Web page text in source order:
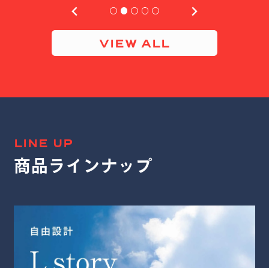
VIEW ALL
LINE UP
商品ラインナップ